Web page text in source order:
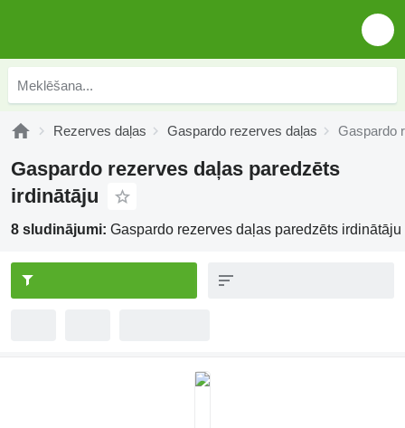
Rezerves daļas Gaspardo rezerves daļas Gaspardo
Gaspardo rezerves daļas paredzēts
irdinātāju
8 sludinājumi: Gaspardo rezerves daļas paredzēts irdinātāju